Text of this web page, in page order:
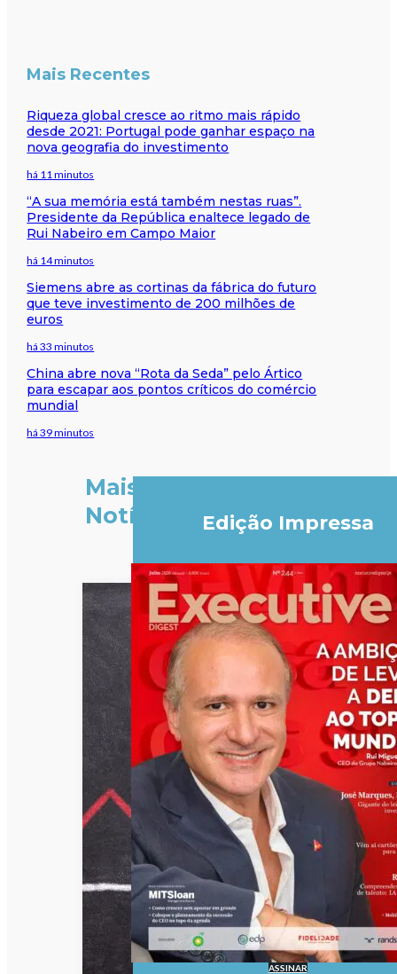
Mais Recentes
Riqueza global cresce ao ritmo mais rápido
desde 2021: Portugal pode ganhar espaço na
nova geografia do investimento
há 11 minutos
“A sua memória está também nestas ruas”.
Presidente da República enaltece legado de
Rui Nabeiro em Campo Maior
há 14 minutos
Siemens abre as cortinas da fábrica do futuro
que teve investimento de 200 milhões de
euros
há 33 minutos
China abre nova “Rota da Seda” pelo Ártico
para escapar aos pontos críticos do comércio
mundial
há 39 minutos
Mais
Notícias
Edição Impressa
ASSINAR